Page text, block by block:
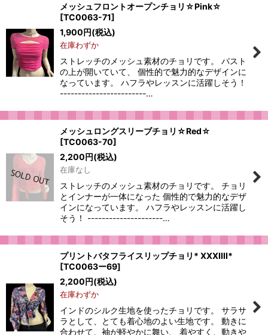
メッシュフロントオープンチョリ☆Pink☆
[TC0063-71]
1,900円(税込)
在庫わずか
ストレッチのメッシュ素材のチョリです。 バスト
の上が開いていて、 個性的で魅力的なデザインに
なっています。 ハフラやレッスンに活躍しそう！
------------------------…
メッシュロングスリーブチョリ☆Red☆
[TC0063-70]
2,200円(税込)
在庫なし
ストレッチのメッシュ素材のチョリです。 チョリ
とインナーが一体になった 個性的で魅力的なデザ
インになっています。 ハフラやレッスンに活躍し
そう！ ---------------------…
プリントバタフライスリップチョリ* XXXIIII*
[TC0063ー69]
2,200円(税込)
在庫わずか
インドのシルク生地を使ったチョリです。 サラサ
ラとして、とても着心地のよい生地です。 動きに
合わせて、袖が軽やかに舞い、 着やすく、動きや